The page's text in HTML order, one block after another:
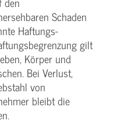
Schaden
Haftungs­
gilt
Körper und
Bei Verlust,
von
bleibt die